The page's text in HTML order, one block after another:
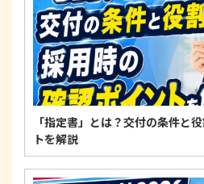
個人情報に関するお問い合わ
〒125-0061東京都葛飾区亀
TEL：0120-550-580
株式会社 アルフォース･ワン
「指定書」とは？交付の条件と
トを解説